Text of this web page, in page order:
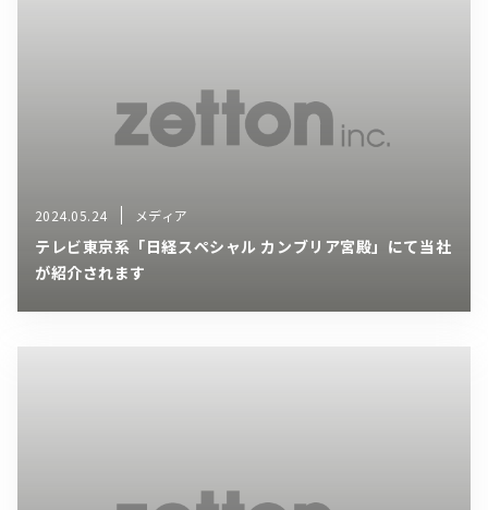
2024.05.24 メディア
テレビ東京系「日経スペシャル カンブリア宮殿」にて当社
が紹介されます